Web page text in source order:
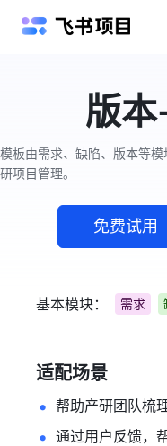
版
模板由需求、缺陷、版本等
研项目管理。
免费试用
基本模块： 需求
适配场景
帮助产研团队梳
通过用户反馈，